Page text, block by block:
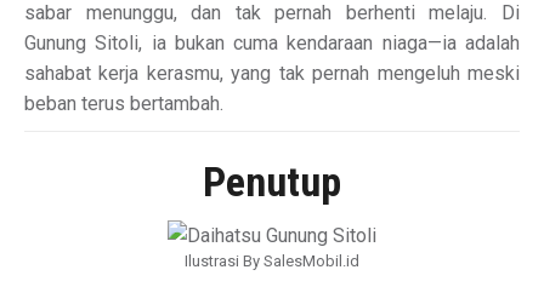
sabar menunggu, dan tak pernah berhenti melaju. Di
Gunung Sitoli, ia bukan cuma kendaraan niaga—ia adalah
sahabat kerja kerasmu, yang tak pernah mengeluh meski
beban terus bertambah.
Penutup
Ilustrasi By SalesMobil.id